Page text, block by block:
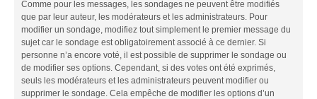
Comme pour les messages, les sondages ne peuvent être modifiés
que par leur auteur, les modérateurs et les administrateurs. Pour
modifier un sondage, modifiez tout simplement le premier message du
sujet car le sondage est obligatoirement associé à ce dernier. Si
personne n’a encore voté, il est possible de supprimer le sondage ou
de modifier ses options. Cependant, si des votes ont été exprimés,
seuls les modérateurs et les administrateurs peuvent modifier ou
supprimer le sondage. Cela empêche de modifier les options d’un